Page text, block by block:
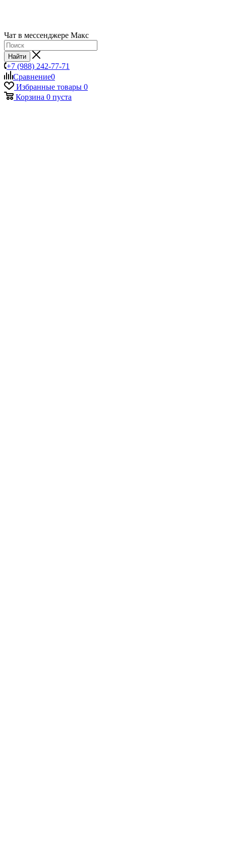
Чат в мессенджере Макс
Найти
+7 (988) 242-77-71
Сравнение0
Избранные товары 0
Корзина 0 пуста